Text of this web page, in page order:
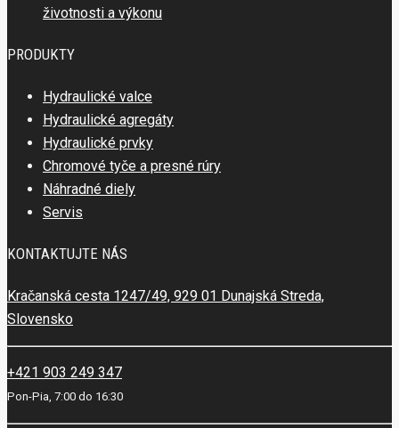
životnosti a výkonu
PRODUKTY
Hydraulické valce
Hydraulické agregáty
Hydraulické prvky
Chromové tyče a presné rúry
Náhradné diely
Servis
KONTAKTUJTE NÁS
Kračanská cesta 1247/49, 929 01 Dunajská Streda,
Slovensko
+421 903 249 347
Pon-Pia, 7:00 do 16:30